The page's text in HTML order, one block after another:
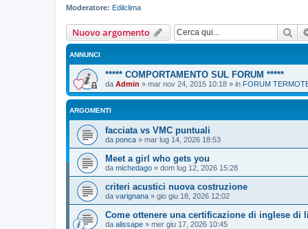
Moderatore: Edilclima
Nuovo argomento
ANNUNCI
***** COMPORTAMENTO SUL FORUM *****
da Admin » mar nov 24, 2015 10:18 » in FORUM
ARGOMENTI
facciata vs VMC puntuali
da ponca » mar lug 14, 2026 18:53
Meet a girl who gets you
da michedago » dom lug 12, 2026 15:28
criteri acustici nuova costruzione
da varignana » gio giu 18, 2026 12:02
Come ottenere una certificazione di inglese di
da alissape » mer giu 17, 2026 10:45